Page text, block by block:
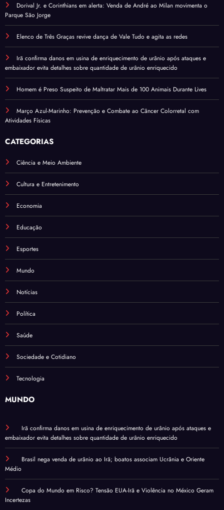
Dorival Jr. e Corinthians em alerta: Venda de André ao Milan movimenta o
Parque São Jorge
Elenco de Três Graças revive dança de Vale Tudo e agita as redes
Irã confirma danos em usina de enriquecimento de urânio após ataques e
embaixador evita detalhes sobre quantidade de urânio enriquecido
Homem é Preso Suspeito de Maltratar Mais de 100 Animais Durante Lives
Março Azul-Marinho: Prevenção e Combate ao Câncer Colorretal com
Atividades Físicas
CATEGORIAS
Ciência e Meio Ambiente
Cultura e Entretenimento
Economia
Educação
Esportes
Mundo
Notícias
Política
Saúde
Sociedade e Cotidiano
Tecnologia
MUNDO
Irã confirma danos em usina de enriquecimento de urânio após ataques e
embaixador evita detalhes sobre quantidade de urânio enriquecido
Brasil nega venda de urânio ao Irã; boatos associam Ucrânia e Oriente
Médio
Copa do Mundo em Risco? Tensão EUA-Irã e Violência no México Geram
Incertezas